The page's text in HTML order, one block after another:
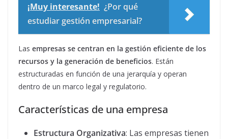
¡Muy interesante! ¿Por qué
estudiar gestión empresarial?
Las empresas se centran en la gestión eficiente de los
recursos y la generación de beneficios. Están
estructuradas en función de una jerarquía y operan
dentro de un marco legal y regulatorio.
Características de una empresa
Estructura Organizativa: Las empresas tienen